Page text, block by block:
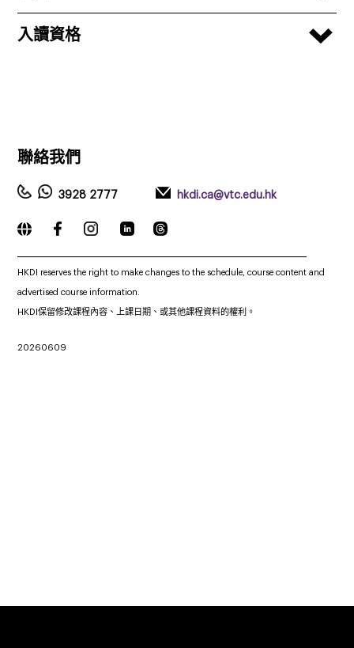
入讀資格
聯絡我們
3928 2777 hkdi.ca@vtc.edu.hk
HKDI reserves the right to make changes to the schedule, course content and
advertised course information.
HKDI保留修改課程內容、上課日期、或其他課程資料的權利。
20260609